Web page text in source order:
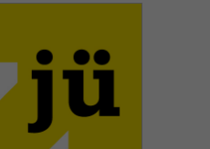
Speichern und weiter